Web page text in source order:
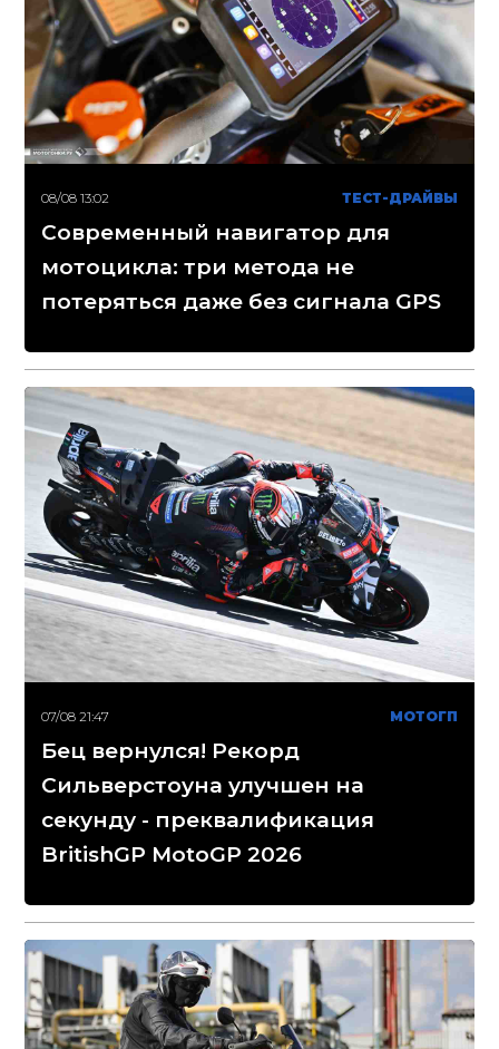
08/08 13:02 ТЕСТ-ДРАЙВЫ
Современный навигатор для
мотоцикла: три метода не
потеряться даже без сигнала GPS
07/08 21:47 МОТОГП
Бец вернулся! Рекорд
Сильверстоуна улучшен на
секунду - преквалификация
BritishGP MotoGP 2026